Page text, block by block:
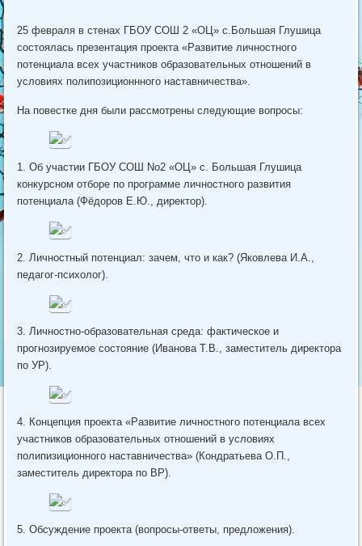
25 февраля в стенах ГБОУ СОШ 2 «ОЦ» с.Большая Глушица
состоялась презентация проекта «Развитие личностного
потенциала всех участников образовательных отношений в
условиях полипозиционнного наставничества».
На повестке дня были рассмотрены следующие вопросы:
1. Об участии ГБОУ СОШ No2 «ОЦ» с. Большая Глушица
конкурсном отборе по программе личностного развития
потенциала (Фёдоров Е.Ю., директор).
2. Личностный потенциал: зачем, что и как? (Яковлева И.А.,
педагог-психолог).
3. Личностно-образовательная среда: фактическое и
прогнозируемое состояние (Иванова Т.В., заместитель директора
по УР).
4. Концепция проекта «Развитие личностного потенциала всех
участников образовательных отношений в условиях
полипизиционного наставничества» (Кондратьева О.П.,
заместитель директора по ВР).
5. Обсуждение проекта (вопросы-ответы, предложения).